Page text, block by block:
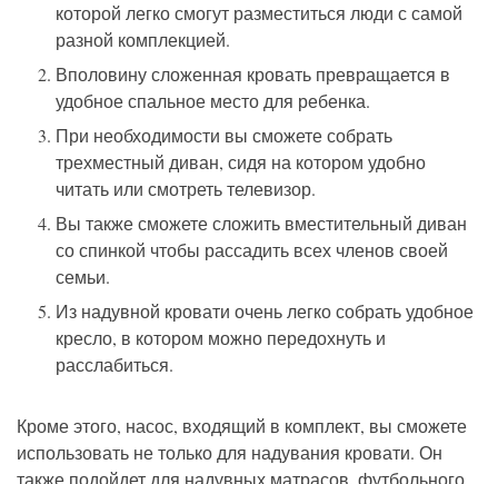
которой легко смогут разместиться люди с самой
разной комплекцией.
Вполовину сложенная кровать превращается в
удобное спальное место для ребенка.
При необходимости вы сможете собрать
трехместный диван, сидя на котором удобно
читать или смотреть телевизор.
Вы также сможете сложить вместительный диван
со спинкой чтобы рассадить всех членов своей
семьи.
Из надувной кровати очень легко собрать удобное
кресло, в котором можно передохнуть и
расслабиться.
Кроме этого, насос, входящий в комплект, вы сможете
использовать не только для надувания кровати. Он